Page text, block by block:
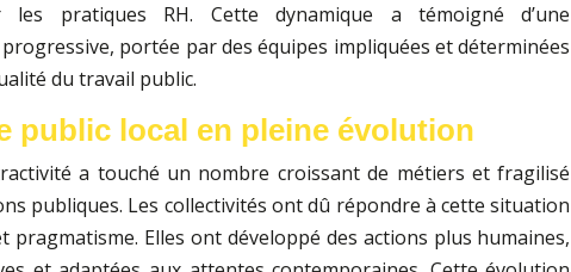
les pratiques RH. Cette dynamique a témoigné d’une
portée par des équipes impliquées et déterminées
du travail public.
public local en pleine évolution
a touché un nombre croissant de métiers et fragilisé
publiques. Les collectivités ont dû répondre à cette situation
pragmatisme. Elles ont développé des actions plus humaines,